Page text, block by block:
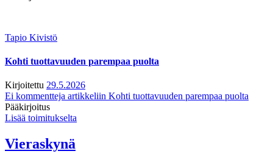
Tapio Kivistö
Kohti tuottavuuden parempaa puolta
Kirjoitettu 29.5.2026
Ei kommentteja artikkeliin Kohti tuottavuuden parempaa puolta
Pääkirjoitus
Lisää toimitukselta
Vieraskynä